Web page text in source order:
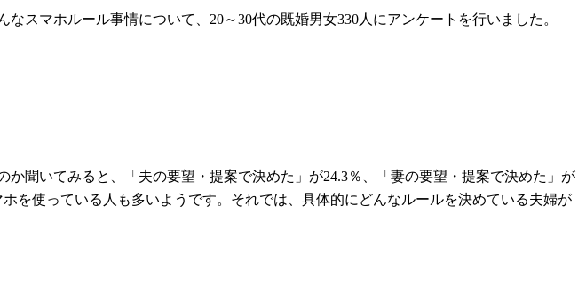
スマホルール事情について、20～30代の既婚男女330人にアンケートを行いました。
聞いてみると、「夫の要望・提案で決めた」が24.3％、「妻の要望・提案で決めた」が
を使っている人も多いようです。それでは、具体的にどんなルールを決めている夫婦が